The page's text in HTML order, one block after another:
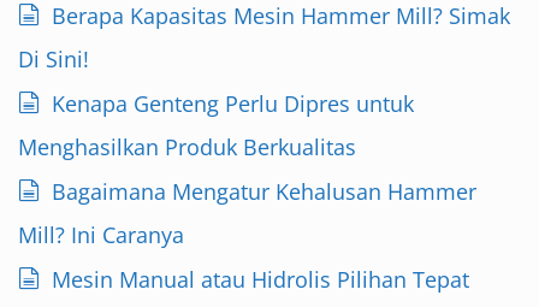
Berapa Kapasitas Mesin Hammer Mill? Simak
Di Sini!
Kenapa Genteng Perlu Dipres untuk
Menghasilkan Produk Berkualitas
Bagaimana Mengatur Kehalusan Hammer
Mill? Ini Caranya
Mesin Manual atau Hidrolis Pilihan Tepat